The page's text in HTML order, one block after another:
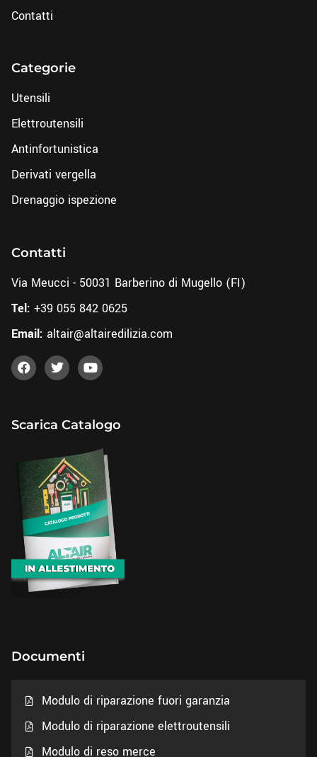
Contatti
Categorie
Utensili
Elettroutensili
Antinfortunistica
Derivati vergella
Drenaggio ispezione
Contatti
Via Meucci - 50031 Barberino di Mugello (FI)
Tel: +39 055 842 0625
Email: altair@altairedilizia.com
Scarica Catalogo
Documenti
Modulo di riparazione fuori garanzia
Modulo di riparazione elettroutensili
Modulo di reso merce